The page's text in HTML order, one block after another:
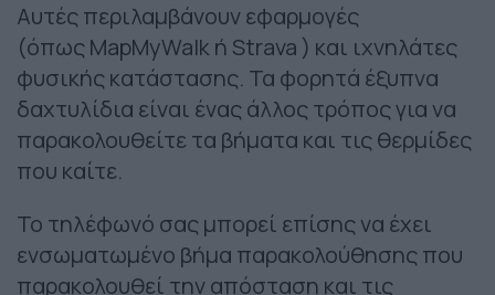
Αυτές περιλαμβάνουν εφαρμογές
(όπως MapMyWalk ή Strava ) και ιχνηλάτες
φυσικής κατάστασης. Τα φορητά έξυπνα
δαχτυλίδια είναι ένας άλλος τρόπος για να
παρακολουθείτε τα βήματα και τις θερμίδες
που καίτε.
Το τηλέφωνό σας μπορεί επίσης να έχει
ενσωματωμένο βήμα παρακολούθησης που
παρακολουθεί την απόσταση και τις